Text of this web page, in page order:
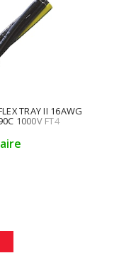
TRAY II 16AWG
1000V FT4